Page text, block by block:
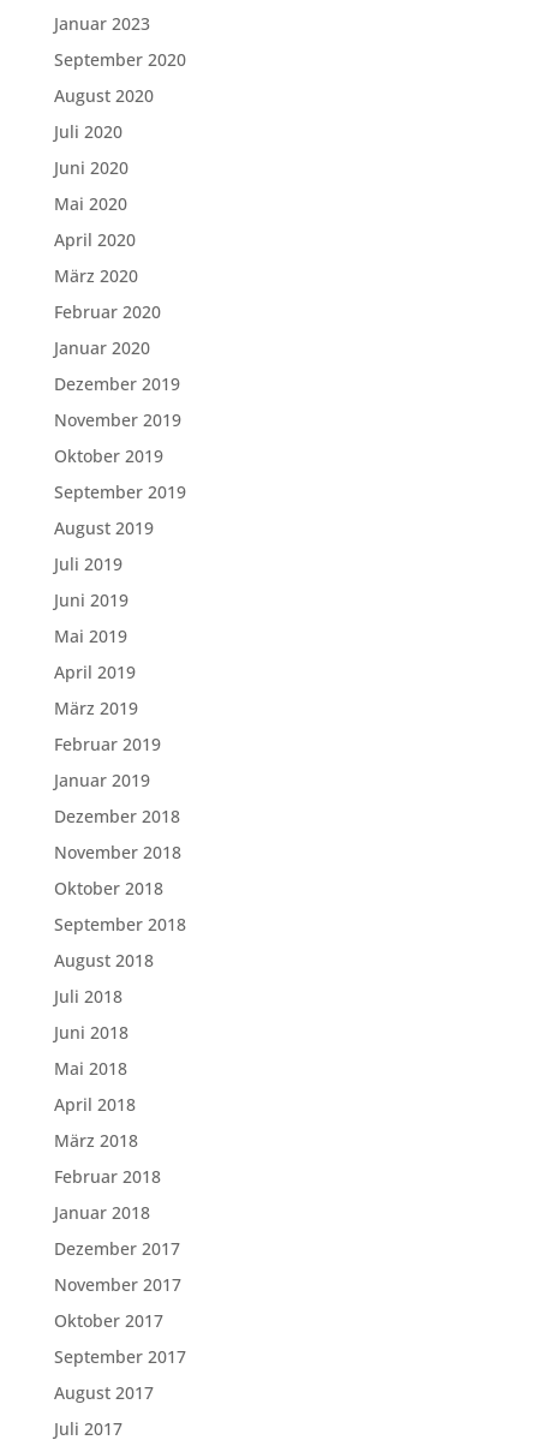
Januar 2023
September 2020
August 2020
Juli 2020
Juni 2020
Mai 2020
April 2020
März 2020
Februar 2020
Januar 2020
Dezember 2019
November 2019
Oktober 2019
September 2019
August 2019
Juli 2019
Juni 2019
Mai 2019
April 2019
März 2019
Februar 2019
Januar 2019
Dezember 2018
November 2018
Oktober 2018
September 2018
August 2018
Juli 2018
Juni 2018
Mai 2018
April 2018
März 2018
Februar 2018
Januar 2018
Dezember 2017
November 2017
Oktober 2017
September 2017
August 2017
Juli 2017